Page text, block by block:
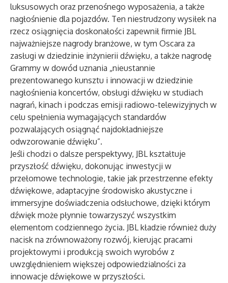
luksusowych oraz przenośnego wyposażenia, a także
nagłośnienie dla pojazdów. Ten niestrudzony wysiłek na
rzecz osiągnięcia doskonałości zapewnił firmie JBL
najważniejsze nagrody branżowe, w tym Oscara za
zasługi w dziedzinie inżynierii dźwięku, a także nagrodę
Grammy w dowód uznania „nieustannie
prezentowanego kunsztu i innowacji w dziedzinie
nagłośnienia koncertów, obsługi dźwięku w studiach
nagrań, kinach i podczas emisji radiowo-telewizyjnych w
celu spełnienia wymagających standardów
pozwalających osiągnąć najdokładniejsze
odwzorowanie dźwięku”.
Jeśli chodzi o dalsze perspektywy, JBL kształtuje
przyszłość dźwięku, dokonując inwestycji w
przełomowe technologie, takie jak przestrzenne efekty
dźwiękowe, adaptacyjne środowisko akustyczne i
immersyjne doświadczenia odsłuchowe, dzięki którym
dźwięk może płynnie towarzyszyć wszystkim
elementom codziennego życia. JBL kładzie również duży
nacisk na zrównoważony rozwój, kierując pracami
projektowymi i produkcją swoich wyrobów z
uwzględnieniem większej odpowiedzialności za
innowacje dźwiękowe w przyszłości.